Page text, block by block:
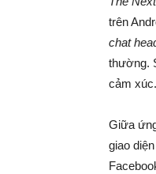
trên
chat
thường.
cảm xúc.
Giữa
giao